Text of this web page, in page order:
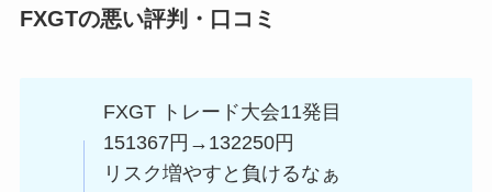
FXGTの悪い評判・口コミ
FXGT トレード大会11発目
151367円→132250円
リスク増やすと負けるなぁ